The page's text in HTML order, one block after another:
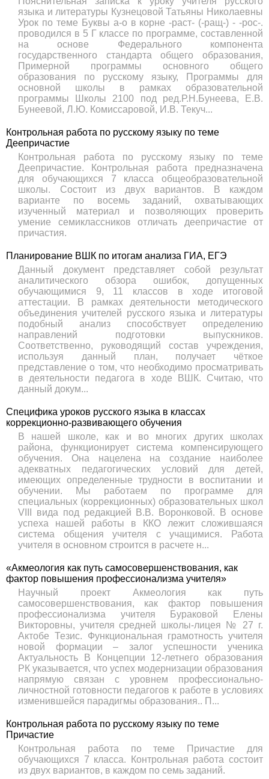
языка и литературы Кузнецовой Татьяны Николаевны
Урок по теме Буквы а-о в корне -раст- (-ращ-) - -рос-.
проводился в 5 Г классе по программе, составленной
на основе Федерального компонента
государственного стандарта общего образования,
Примерной программы основного общего
образования по русскому языку, Программы для
основной школы в рамках образовательной
программы Школы 2100 под ред.Р.Н.Бунеева, Е.В.
Бунеевой, Л.Ю. Комиссаровой, И.В. Текуч...
Контрольная работа по русскому языку по теме
Деепричастие
Контрольная работа по русскому языку по теме
Деепричастие. Контрольная работа предназначена
для обучающихся 7 класса общеобразовательной
школы. Состоит из двух вариантов. В каждом
варианте по восемь заданий, охватывающих
изученный материал и позволяющих проверить
умение семиклассников отличать деепричастие от
причастия.
Планирование ВШК по итогам анализа ГИА, ЕГЭ
Данный документ представляет собой результат
аналитического обзора ошибок, допущенных
обучающимися 9, 11 классов в ходе итоговой
аттестации. В рамках деятельности методического
объединения учителей русского языка и литературы
подобный анализ способствует определению
направлений подготовки выпускников.
Соответственно, руководящий состав учреждения,
используя данный план, получает чёткое
представление о том, что необходимо просматривать
в деятельности педагога в ходе ВШК. Считаю, что
данный докум...
Специфика уроков русского языка в классах
коррекционно-развивающего обучения
В нашей школе, как и во многих других школах
района, функционирует система компенсирующего
обучения. Она нацелена на создание наиболее
адекватных педагогических условий для детей,
имеющих определенные трудности в воспитании и
обучении. Мы работаем по программе для
специальных (коррекционных) образовательных школ
VIII вида под редакцией В.В. Воронковой. В основе
успеха нашей работы в ККО лежит сложившаяся
система общения учителя с учащимися. Работа
учителя в основном строится в расчете н...
«Акмеология как путь самосовершенствования, как
фактор повышения профессионализма учителя»
Научный проект Акмеология как путь
самосовершенствования, как фактор повышения
профессионализма учителя Бураковой Елены
Викторовны, учителя средней школы-лицея № 27 г.
Актобе Тезис. Функциональная грамотность учителя
новой формации – залог успешности ученика
Актуальность В Концепции 12-летнего образования
РК указывается, что успех модернизации образования
напрямую связан с уровнем профессионально-
личностной готовности педагогов к работе в условиях
изменившейся парадигмы образования.. П...
Контрольная работа по русскому языку по теме
Причастие
Контрольная работа по теме Причастие для
обучающихся 7 класса. Контрольная работа состоит
из двух вариантов, в каждом по семь заданий.